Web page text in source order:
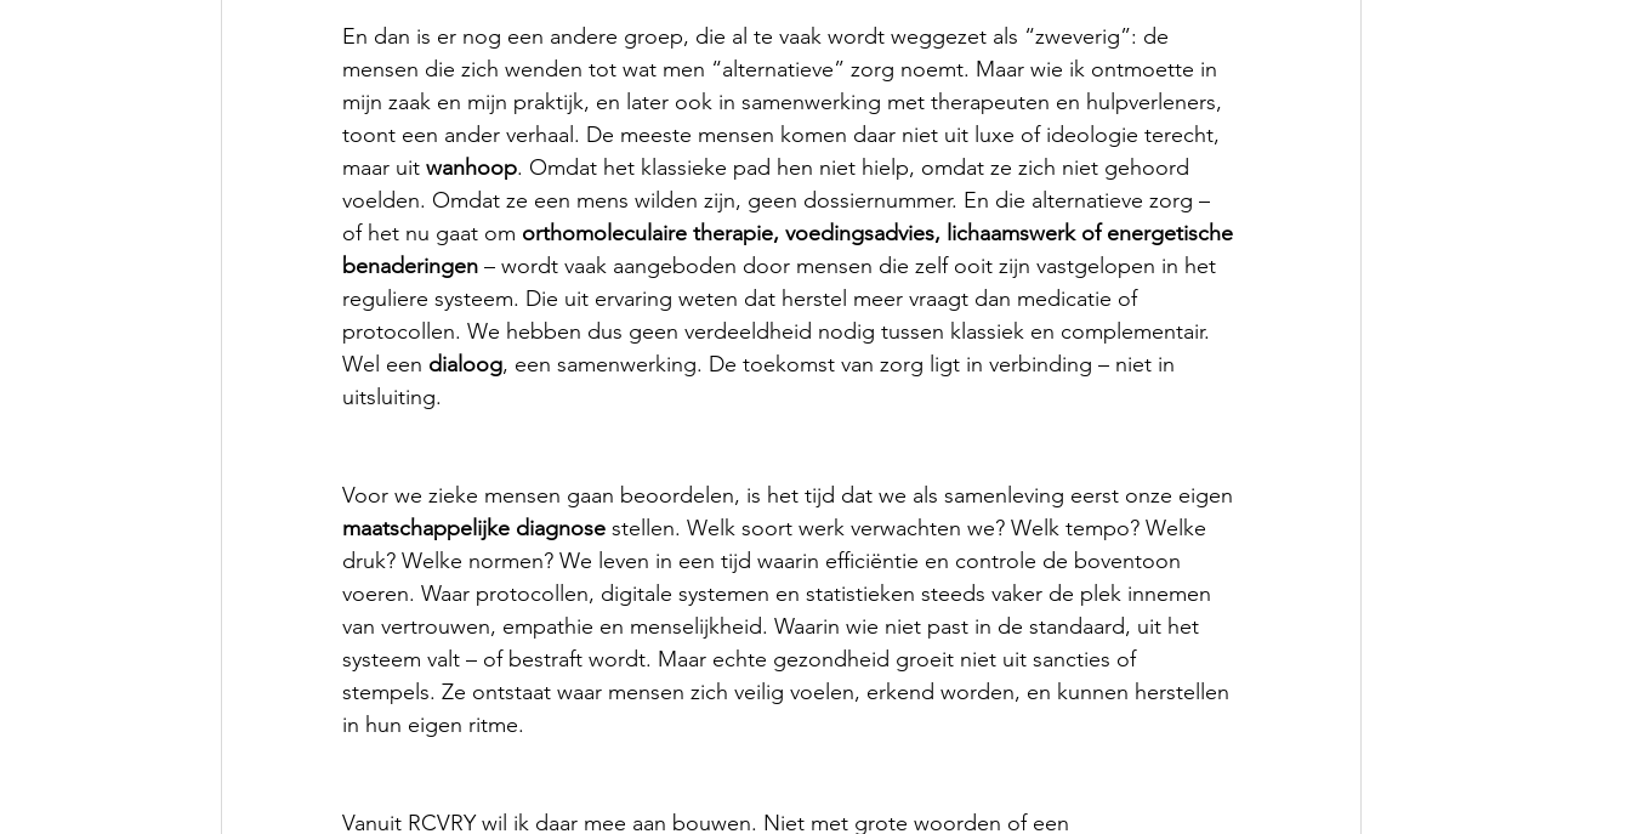
En dan is er nog een andere groep, die al te vaak wordt weggezet als “zweverig”: de
mensen die zich wenden tot wat men “alternatieve” zorg noemt. Maar wie ik ontmoette in
mijn zaak en mijn praktijk, en later ook in samenwerking met therapeuten en hulpverleners,
toont een ander verhaal. De meeste mensen komen daar niet uit luxe of ideologie terecht,
maar uit wanhoop. Omdat het klassieke pad hen niet hielp, omdat ze zich niet gehoord
voelden. Omdat ze een mens wilden zijn, geen dossiernummer. En die alternatieve zorg –
of het nu gaat om orthomoleculaire therapie, voedingsadvies, lichaamswerk of energetische
benaderingen – wordt vaak aangeboden door mensen die zelf ooit zijn vastgelopen in het
reguliere systeem. Die uit ervaring weten dat herstel meer vraagt dan medicatie of
protocollen. We hebben dus geen verdeeldheid nodig tussen klassiek en complementair.
Wel een dialoog, een samenwerking. De toekomst van zorg ligt in verbinding – niet in
uitsluiting.
Voor we zieke mensen gaan beoordelen, is het tijd dat we als samenleving eerst onze eigen
maatschappelijke diagnose stellen. Welk soort werk verwachten we? Welk tempo? Welke
druk? Welke normen? We leven in een tijd waarin efficiëntie en controle de boventoon
voeren. Waar protocollen, digitale systemen en statistieken steeds vaker de plek innemen
van vertrouwen, empathie en menselijkheid. Waarin wie niet past in de standaard, uit het
systeem valt – of bestraft wordt. Maar echte gezondheid groeit niet uit sancties of
stempels. Ze ontstaat waar mensen zich veilig voelen, erkend worden, en kunnen herstellen
in hun eigen ritme.
Vanuit RCVRY wil ik daar mee aan bouwen. Niet met grote woorden of een